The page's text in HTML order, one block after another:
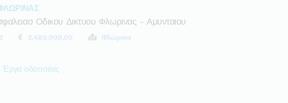
Οδικου Δικτυου Φλωρινας - Αμυνταιου
2.480.000,00 Φλώρινα
οδοποιίας